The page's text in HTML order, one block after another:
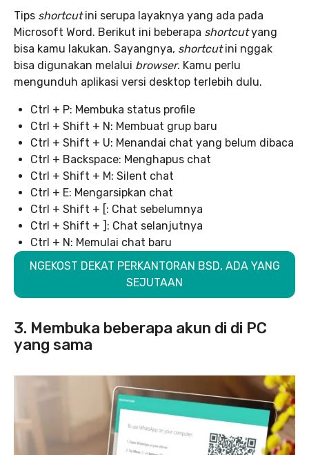
Tips shortcutini serupa layaknya yang ada pada
Microsoft Word. Berikut ini beberapa shortcutyang
bisa kamu lakukan. Sayangnya, shortcutini nggak
bisa digunakan melalui browser. Kamu perlu
mengunduh aplikasi versi desktop terlebih dulu.
Ctrl + P: Membuka status profile
Ctrl + Shift + N: Membuat grup baru
Ctrl + Shift + U: Menandai chat yang belum dibaca
Ctrl + Backspace: Menghapus chat
Ctrl + Shift + M: Silent chat
Ctrl + E: Mengarsipkan chat
Ctrl + Shift + [: Chat sebelumnya
Ctrl + Shift + ]: Chat selanjutnya
Ctrl + N: Memulai chat baru
NGEKOST DEKAT PERKANTORAN BSD, ADA YANG
SEJUTAAN
3. Membuka beberapa akun di di PC
yang sama